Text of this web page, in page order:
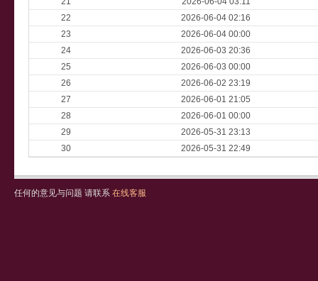
22
2026-06-04 02:16
23
2026-06-04 00:00
24
2026-06-03 20:36
25
2026-06-03 00:00
26
2026-06-02 23:19
27
2026-06-01 21:05
28
2026-06-01 00:00
29
2026-05-31 23:13
30
2026-05-31 22:49
任何的意见与问题 请联系 在线客服